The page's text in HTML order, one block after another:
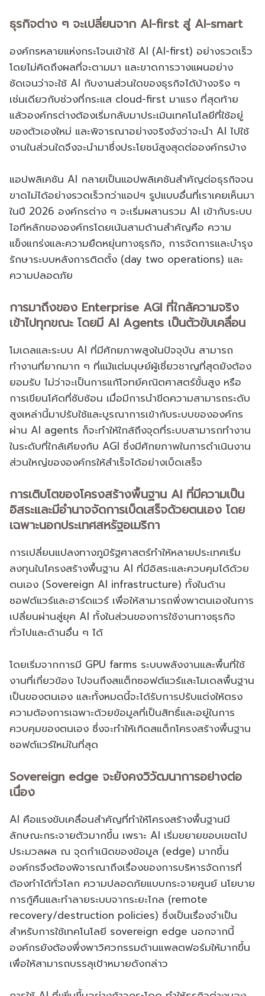
ธุรกิจต่าง ๆ จะเปลี่ยนจาก AI-first สู่ AI-smart
องค์กรหลายแห่งกระโจนเข้าใช้ AI (AI-first) อย่างรวดเร็ว
โดยไม่คิดถึงผลที่จะตามมา และขาดการวางแผนอย่าง
ชัดเจนว่าจะใช้ AI กับงานส่วนใดของธุรกิจได้บ้างจริง ๆ
เช่นเดียวกับช่วงที่กระแส cloud-first มาแรง ที่สุดท้าย
แล้วองค์กรต่างต้องเริ่มกลับมาประเมินเทคโนโลยีที่ใช้อยู่
ของตัวเองใหม่ และพิจารณาอย่างจริงจังว่าจะนำ AI ไปใช้
งานในส่วนใดจึงจะนำมาซึ่งประโยชน์สูงสุดต่อองค์กรบ้าง
แอปพลิเคชัน AI กลายเป็นแอปพลิเคชันสำคัญต่อธุรกิจจน
ขาดไม่ได้อย่างรวดเร็วกว่าแอปฯ รูปแบบอื่นที่เราเคยเห็นมา
ในปี 2026 องค์กรต่าง ๆ จะเริ่มผสานรวม AI เข้ากับระบบ
ไอทีหลักขององค์กรโดยเน้นสามด้านสำคัญคือ ความ
แข็งแกร่งและความยืดหยุ่นทางธุรกิจ, การจัดการและบำรุง
รักษาระบบหลังการติดตั้ง (day two operations) และ
ความปลอดภัย
การมาถึงของ Enterprise AGI ที่ใกล้ความจริง
เข้าไปทุกขณะ โดยมี AI Agents เป็นตัวขับเคลื่อน
โมเดลและระบบ AI ที่มีศักยภาพสูงในปัจจุบัน สามารถ
ทำงานที่ยากมาก ๆ ที่แม้แต่มนุษย์ผู้เชี่ยวชาญที่สุดยังต้อง
ยอมรับ ไม่ว่าจะเป็นการแก้โจทย์คณิตศาสตร์ขั้นสูง หรือ
การเขียนโค้ดที่ซับซ้อน เมื่อมีการนำขีดความสามารถระดับ
สูงเหล่านี้มาปรับใช้และบูรณาการเข้ากับระบบขององค์กร
ผ่าน AI agents ก็จะทำให้ใกล้ถึงจุดที่ระบบสามารถทำงาน
ในระดับที่ใกล้เคียงกับ AGI ซึ่งมีศักยภาพในการดำเนินงาน
ส่วนใหญ่ขององค์กรให้สำเร็จได้อย่างเบ็ดเสร็จ
การเติบโตของโครงสร้างพื้นฐาน AI ที่มีความเป็น
อิสระและมีอำนาจจัดการเบ็ดเสร็จด้วยตนเอง โดย
เฉพาะนอกประเทศสหรัฐอเมริกา
การเปลี่ยนแปลงทางภูมิรัฐศาสตร์ทำให้หลายประเทศเริ่ม
ลงทุนในโครงสร้างพื้นฐาน AI ที่มีอิสระและควบคุมได้ด้วย
ตนเอง (Sovereign AI infrastructure) ทั้งในด้าน
ซอฟต์แวร์และฮาร์ดแวร์ เพื่อให้สามารถพึ่งพาตนเองในการ
เปลี่ยนผ่านสู่ยุค AI ทั้งในส่วนของการใช้งานทางธุรกิจ
ทั่วไปและด้านอื่น ๆ ได้
โดยเริ่มจากการมี GPU farms ระบบพลังงานและพื้นที่ใช้
งานที่เกี่ยวข้อง ไปจนถึงสแต็กซอฟต์แวร์และโมเดลพื้นฐาน
เป็นของตนเอง และทั้งหมดนี้จะได้รับการปรับแต่งให้ตรง
ความต้องการเฉพาะด้วยข้อมูลที่เป็นสิทธิ์และอยู่ในการ
ควบคุมของตนเอง ซึ่งจะทำให้เกิดสแต็กโครงสร้างพื้นฐาน
ซอฟต์แวร์ใหม่ในที่สุด
Sovereign edge จะยังคงวิวัฒนาการอย่างต่อ
เนื่อง
AI คือแรงขับเคลื่อนสำคัญที่ทำให้โครงสร้างพื้นฐานมี
ลักษณะกระจายตัวมากขึ้น เพราะ AI เริ่มขยายขอบเขตไป
ประมวลผล ณ จุดกำเนิดของข้อมูล (edge) มากขึ้น
องค์กรจึงต้องพิจารณาถึงเรื่องของการบริหารจัดการที่
ต้องทำได้ทั่วโลก ความปลอดภัยแบบกระจายศูนย์ นโยบาย
การกู้คืนและทำลายระบบจากระยะไกล (remote
recovery/destruction policies) ซึ่งเป็นเรื่องจำเป็น
สำหรับการใช้เทคโนโลยี sovereign edge นอกจากนี้
องค์กรยังต้องพึ่งพาวิศวกรรมด้านแพลตฟอร์มให้มากขึ้น
เพื่อให้สามารถบรรลุเป้าหมายดังกล่าว